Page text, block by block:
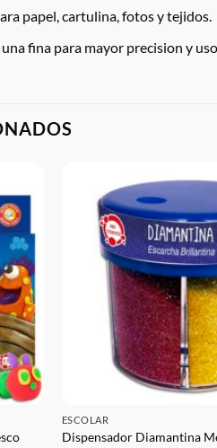
papel, cartulina, fotos y tejidos.
fina para mayor precision y
ESCOLAR
Dispensador Diamantina